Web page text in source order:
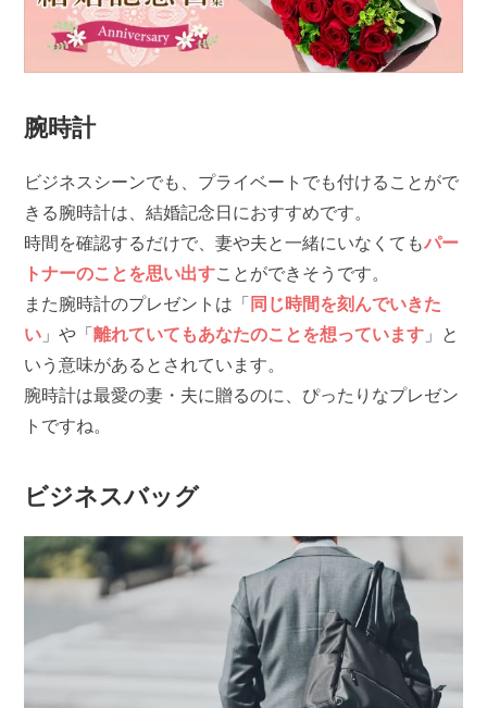
腕時計
ビジネスシーンでも、プライベートでも付けることがで
きる腕時計は、結婚記念日におすすめです。
時間を確認するだけで、妻や夫と一緒にいなくてもパー
トナーのことを思い出すことができそうです。
また腕時計のプレゼントは「 同じ時間を刻んでいきた
い 」や「離れていてもあなたのことを想っています 」と
いう意味があるとされています。
腕時計は最愛の妻・夫に贈るのに、ぴったりなプレゼン
トですね。
ビジネスバッグ